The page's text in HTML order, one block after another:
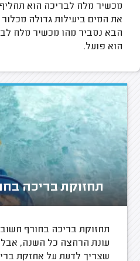
מכשיר מלח לבריכה הוא
את המים ביעילות גדולה
הבא נסביר מהו מכשיר מלח
הוא פועל.
תחזוקת בריכה
תחזוקת בריכה בחורף
עונת הרחצה כל השנה,
שצריך לדעת על אחזקת